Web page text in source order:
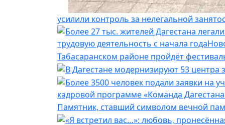
усилили контроль за нелегальной
трудовую деятельность с начала года
Табасаранском районе пройдёт
кадровой программе «Команда
Памятник, ставший символом вечной